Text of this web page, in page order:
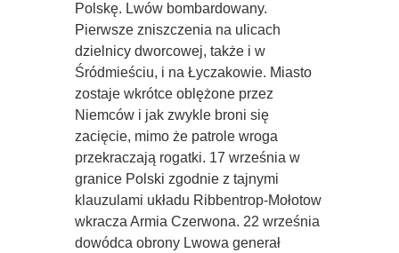
Polskę. Lwów bombardowany.
Pierwsze zniszczenia na ulicach
dzielnicy dworcowej, także i w
Śródmieściu, i na Łyczakowie. Miasto
zostaje wkrótce oblężone przez
Niemców i jak zwykle broni się
zacięcie, mimo że patrole wroga
przekraczają rogatki. 17 września w
granice Polski zgodnie z tajnymi
klauzulami układu Ribbentrop-Mołotow
wkracza Armia Czerwona. 22 września
dowódca obrony Lwowa generał